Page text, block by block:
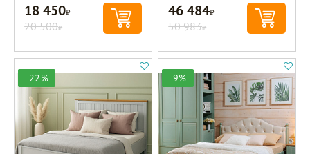
18 450Р
20 500Р
46 484Р
50 983Р
-22% -9%